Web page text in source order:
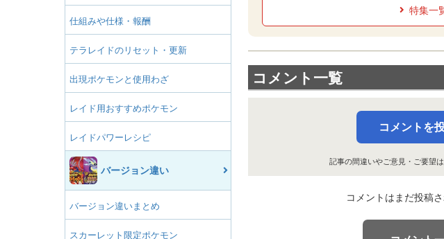
仕組みや仕様・報酬
テラレイドのリセット・更新
出現ポケモンと使用わざ
レイド用おすすめポケモン
レイドパワーレシピ
バージョン違い
バージョン違いまとめ
スカーレット限定ポケモン
特集一
コメント一覧
コメントを
記事の間違いやご意見・ご要望は
コメントはまだ投稿さ